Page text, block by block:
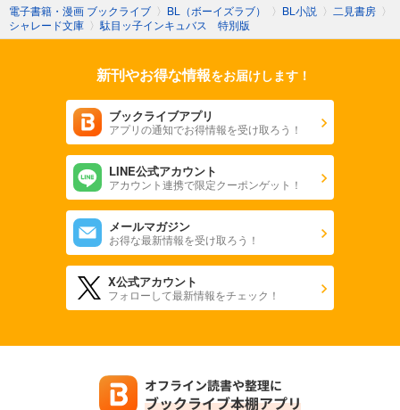
電子書籍・漫画 ブックライブ 〉 BL（ボーイズラブ） 〉 BL小説 〉 二見書房 〉
シャレード文庫 〉 駄目ッ子インキュバス 特別版
新刊やお得な情報をお届けします！
ブックライブアプリ
アプリの通知でお得情報を受け取ろう！
LINE公式アカウント
アカウント連携で限定クーポンゲット！
メールマガジン
お得な最新情報を受け取ろう！
X公式アカウント
フォローして最新情報をチェック！